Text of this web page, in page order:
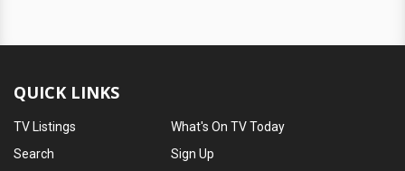
QUICK LINKS
TV Listings
Search
What's On TV Today
Sign Up